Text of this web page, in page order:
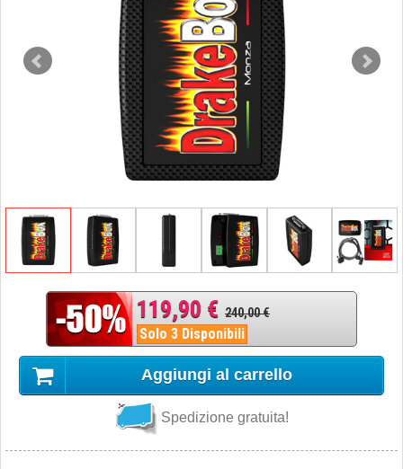
119,90 € 240,00 €
Solo 3 Disponibili
Aggiungi al carrello
Spedizione gratuita!